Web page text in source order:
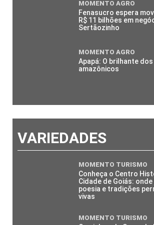
MOMENTO AGRO
Fenasucro espera
R$ 11 bilhões em
Sertãozinho
MOMENTO AGRO
Apapá: O brilhante
amazônicos
VARIEDADES
MOMENTO TURISMO
Conheça o Centro
Cidade de Goiás:
poesia e tradições
vivas
MOMENTO TURISMO